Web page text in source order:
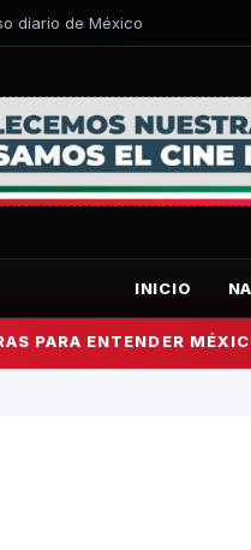
diario de México
INICIO
PARA ENTENDER